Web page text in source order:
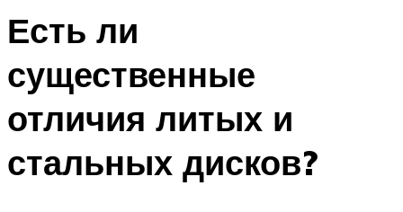
Есть ли
существенные
отличия литых и
стальных дисков?